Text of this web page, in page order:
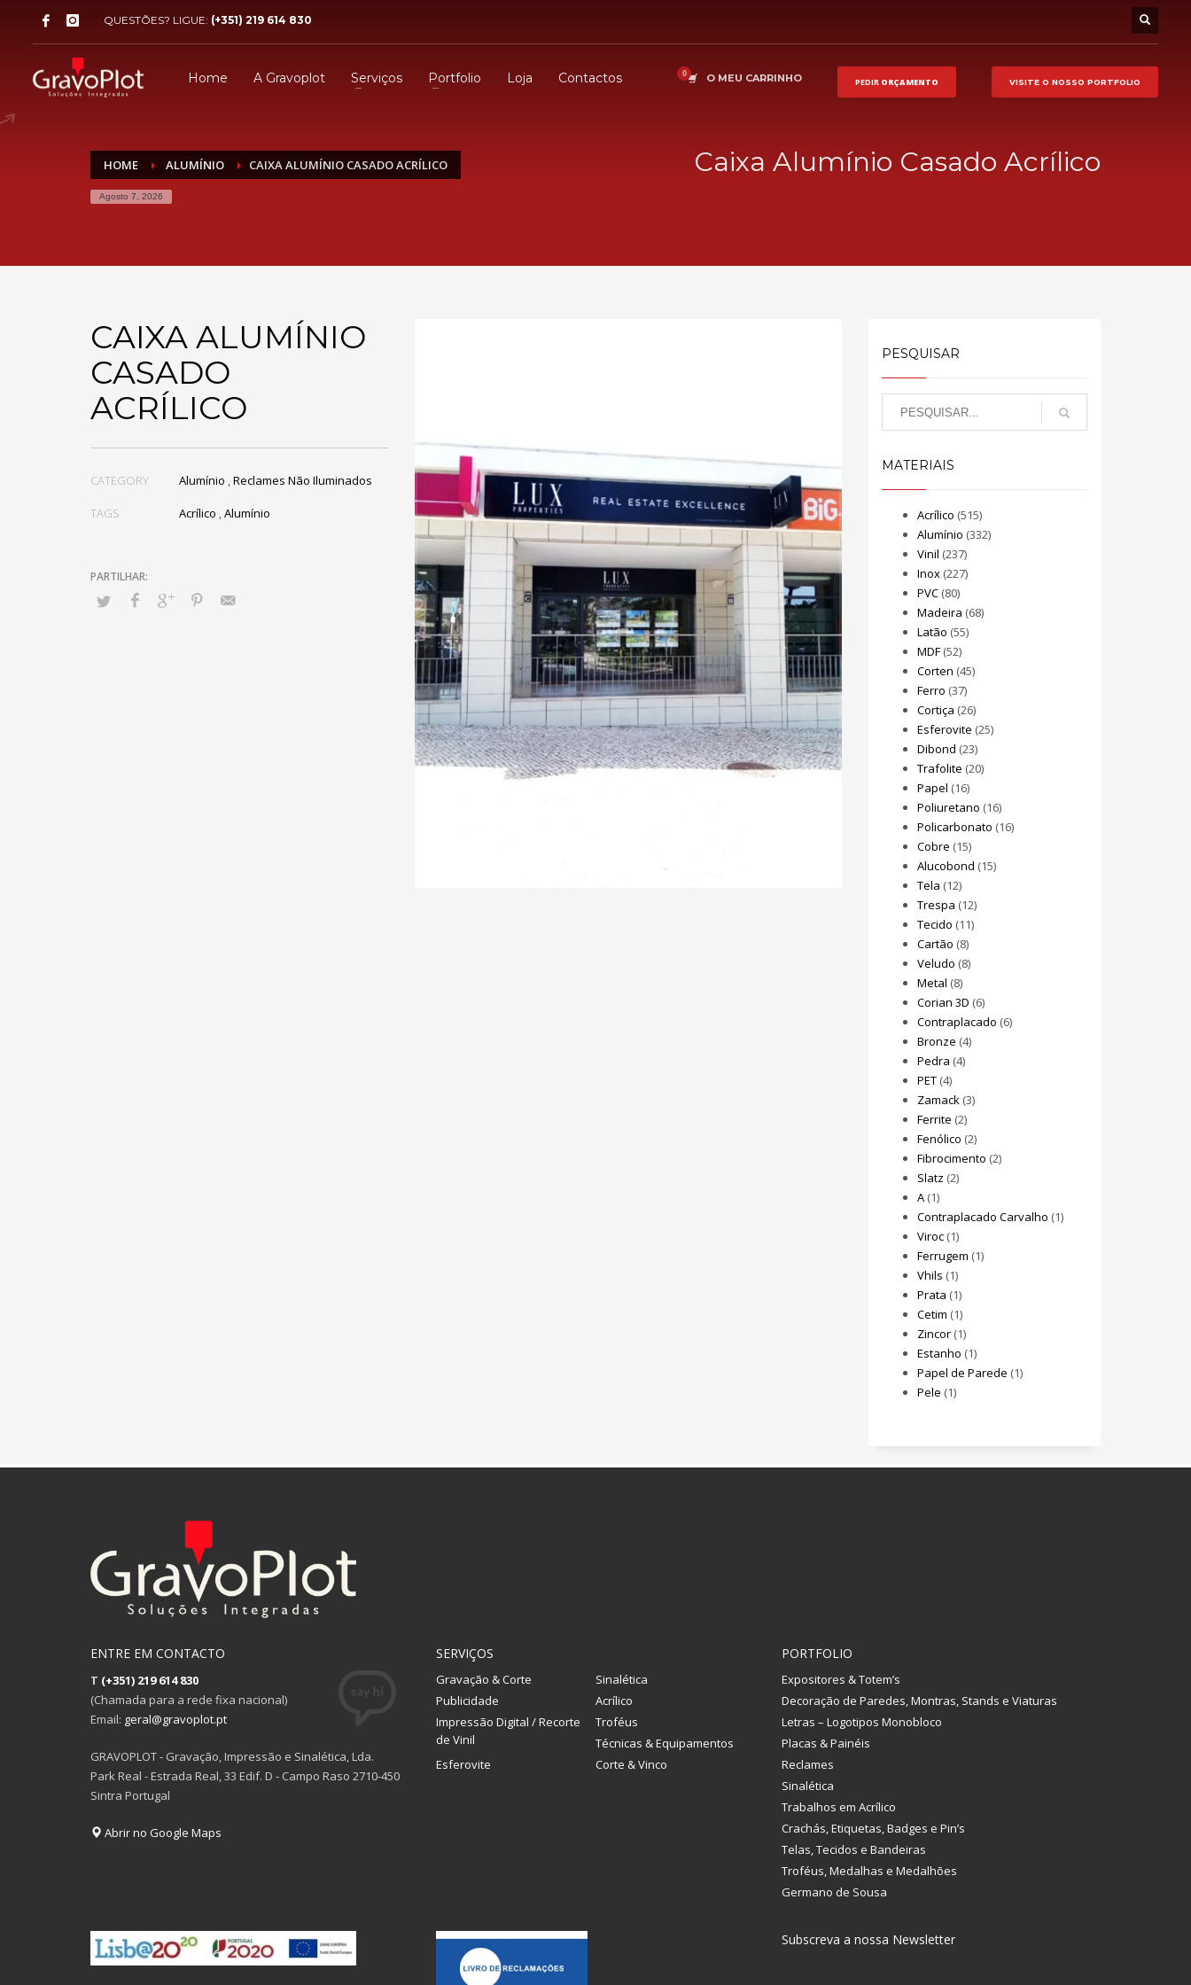
QUESTÕES? LIGUE: (+351) 219 614 830
Home A Gravoplot Serviços Portfolio Loja Contactos O MEU CARRINHO PEDIR ORÇAMENTO VISITE O NOSSO PORTFOLIO
HOME ALUMÍNIO CAIXA ALUMÍNIO CASADO ACRÍLICO
Agosto 7, 2026
Caixa Alumínio Casado Acrílico
CAIXA ALUMÍNIO
CASADO
ACRÍLICO
CATEGORY Alumínio ,Reclames Não Iluminados
TAGS Acrílico ,Alumínio
PESQUISAR
MATERIAIS
Acrílico (515)
Alumínio (332)
Vinil (237)
Inox(227)
PVC(80)
Madeira (68)
Latão (55)
MDF(52)
Corten (45)
Ferro (37)
Cortiça (26)
Esferovite (25)
Dibond (23)
Trafolite (20)
Papel (16)
Poliuretano (16)
Policarbonato (16)
Cobre (15)
Alucobond (15)
Tela (12)
Trespa (12)
Tecido (11)
Cartão (8)
Veludo (8)
Metal (8)
Corian 3D (6)
Contraplacado (6)
Bronze (4)
Pedra (4)
PET(4)
Zamack(3)
Ferrite (2)
Fenólico (2)
Fibrocimento (2)
Slatz (2)
A(1)
Contraplacado Carvalho (1)
Viroc(1)
Ferrugem (1)
Vhils (1)
Prata (1)
Cetim (1)
Zincor(1)
Estanho (1)
Papel de Parede (1)
Pele (1)
ENTRE EM CONTACTO
T (+351) 219 614 830
(Chamada para a rede fixa nacional)
Email: geral@gravoplot.pt
GRAVOPLOT - Gravação, Impressão e Sinalética, Lda.
Park Real - Estrada Real, 33 Edif. D - Campo Raso 2710-450
Sintra Portugal
Abrir no Google Maps
SERVIÇOS
Gravação & Corte
Sinalética
Publicidade
Acrílico
Impressão Digital / Recorte
de Vinil
Troféus
Técnicas & Equipamentos
Esferovite
Corte & Vinco
PORTFOLIO
Expositores & Totem’s
Decoração de Paredes, Montras, Stands e Viaturas
Letras – Logotipos Monobloco
Placas & Painéis
Reclames
Sinalética
Trabalhos em Acrílico
Crachás, Etiquetas, Badges e Pin’s
Telas, Tecidos e Bandeiras
Troféus, Medalhas e Medalhões
Germano de Sousa
Subscreva a nossa Newsletter